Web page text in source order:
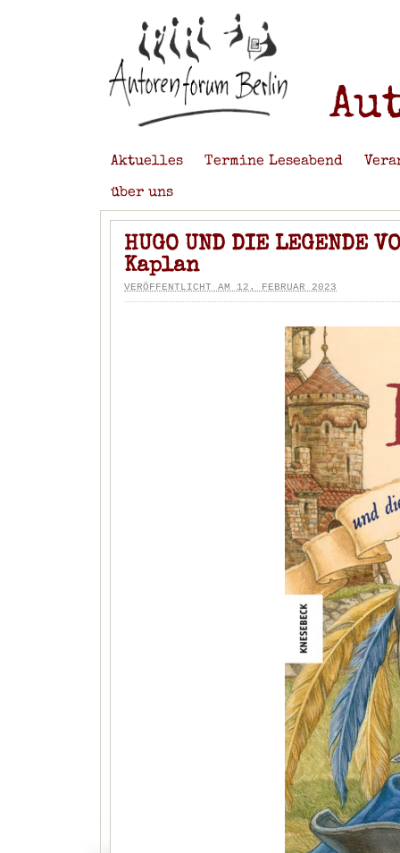
Aktuelles Termine Leseabend
über uns
HUGO UND DIE LEGENDE
Kaplan
VERÖFFENTLICHT AM 12. FEBRUAR 2023